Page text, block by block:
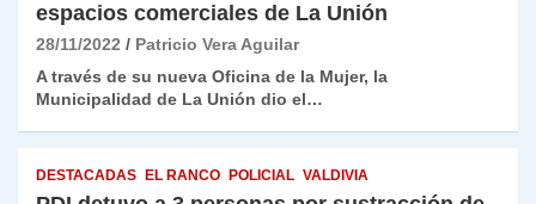
espacios comerciales de La Unión
28/11/2022
Patricio Vera Aguilar
A través de su nueva Oficina de la Mujer, la
Municipalidad de La Unión dio el…
DESTACADAS EL RANCO POLICIAL VALDIVIA